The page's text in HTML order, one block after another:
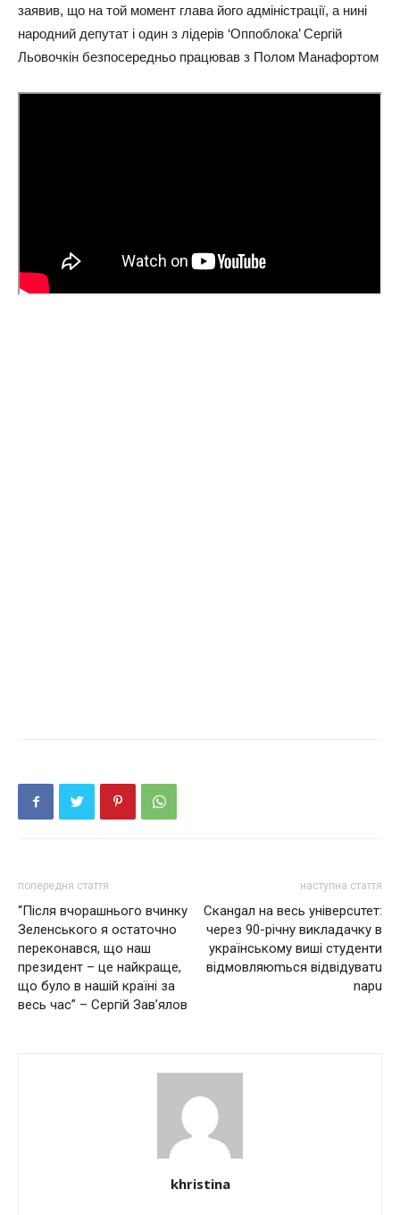
заявив, що на той момент глава його адміністрації, а нині
народний депутат і один з лідерів ‘Оппоблока’ Сергій
Льовочкін безпосередньо працював з Полом Манафортом
попередня стаття
“Після вчорашнього вчинку
Зеленського я остаточно
переконався, що наш
президент – це найкраще,
що було в нашій країні за
весь час” – Сергій Зав’ялов
наступна стаття
Сканgал на весь універсuтет:
через 90-річну викладачку в
українському виші студенти
відмовляюmься відвідуватu
nарu
khristina